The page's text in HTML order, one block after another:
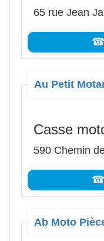
65 rue Jean
☎
Au Petit
Casse
590 Chemin
☎
Ab Moto